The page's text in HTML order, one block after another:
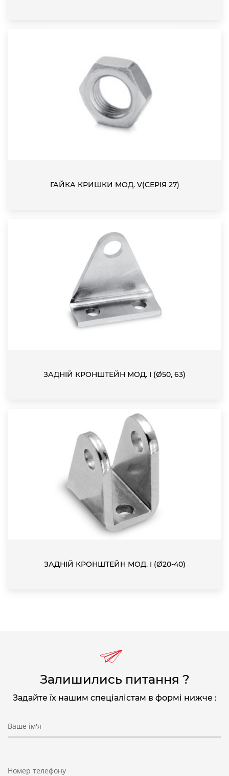
ГАЙКА КРИШКИ МОД. V(СЕРІЯ 27)
ЗАДНІЙ КРОНШТЕЙН МОД. I (Ø50, 63)
ЗАДНІЙ КРОНШТЕЙН МОД. I (Ø20-40)
Залишились питання ?
Задайте їх нашим спеціалістам в формі нижче :
Ваше ім'я
Номер телефону